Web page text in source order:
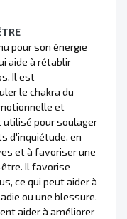
pour son énergie
aide à rétablir
Il est
le chakra du
et
pour soulager
d'inquiétude, en
et à favoriser une
Il favorise
ce qui peut aider à
ou une blessure.
aider à améliorer